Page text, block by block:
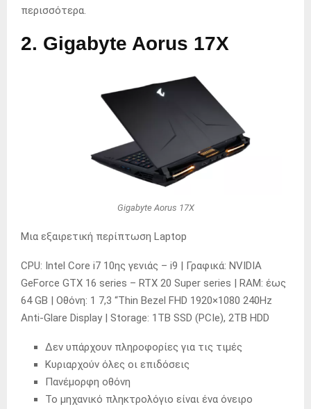
περισσότερα.
2. Gigabyte Aorus 17Χ
Gigabyte Aorus 17X
Μια εξαιρετική περίπτωση Laptop
CPU: Intel Core i7 10ης γενιάς – i9 | Γραφικά: NVIDIA
GeForce GTX 16 series – RTX 20 Super series | RAM: έως
64 GB | Οθόνη: 1 7,3 “Thin Bezel FHD 1920×1080 240Hz
Anti-Glare Display | Storage: 1TB SSD (PCIe), 2TB HDD
Δεν υπάρχουν πληροφορίες για τις τιμές
Κυριαρχούν όλες οι επιδόσεις
Πανέμορφη οθόνη
Το μηχανικό πληκτρολόγιο είναι ένα όνειρο